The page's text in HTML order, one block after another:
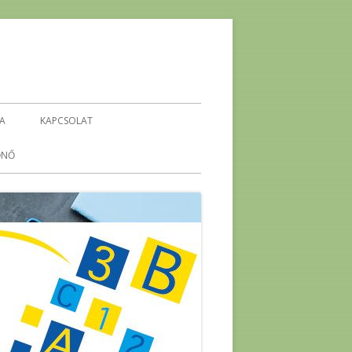
KEHOP-5.4.1-16-2016-00296
ENERGETIKA ÖKO-TÉMAHÉT
ENERGIA PROJEKTHÉT
KAPCSOLAT